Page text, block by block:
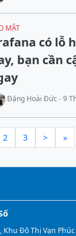
MẬT
có lỗ
bạn cần
Đặng Hoài Đức - 9
2 3 > »
Khu Đô Thị Vạn